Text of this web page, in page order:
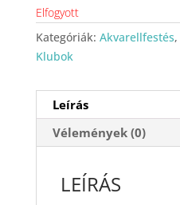
Elfogyott
Kategóriák: Akvarellfestés,
Klubok
Leírás
Vélemények (0)
LEÍRÁS